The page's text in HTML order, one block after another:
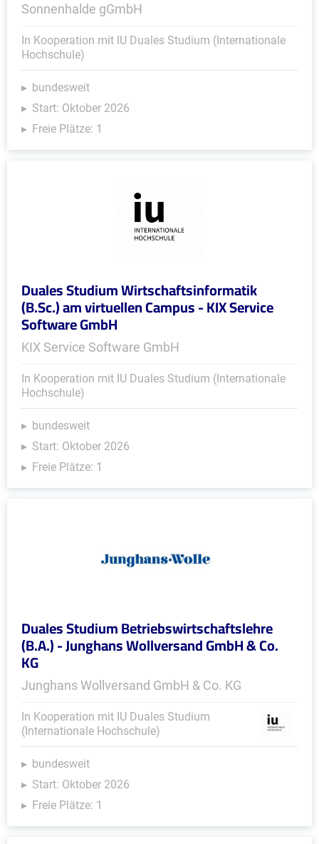
Sonnenhalde gGmbH
In Kooperation mit IU Duales Studium (Internationale
Hochschule)
bundesweit
Start: Oktober 2026
Freie Plätze: 1
Duales Studium Wirtschaftsinformatik
(B.Sc.) am virtuellen Campus - KIX Service
Software GmbH
KIX Service Software GmbH
In Kooperation mit IU Duales Studium (Internationale
Hochschule)
bundesweit
Start: Oktober 2026
Freie Plätze: 1
Duales Studium Betriebswirtschaftslehre
(B.A.) - Junghans Wollversand GmbH & Co.
KG
Junghans Wollversand GmbH & Co. KG
In Kooperation mit IU Duales Studium
(Internationale Hochschule)
bundesweit
Start: Oktober 2026
Freie Plätze: 1